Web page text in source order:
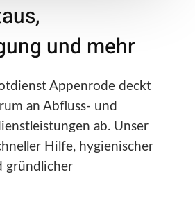
und mehr
Appenrode deckt
an Abfluss- und
ab. Unser
Hilfe, hygienischer
gründlicher